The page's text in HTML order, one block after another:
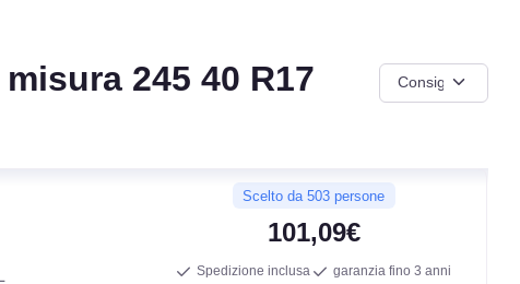
245 40 R17
Scelto da 503 persone
101,09€
Spedizione inclusa garanzia fino 3 anni